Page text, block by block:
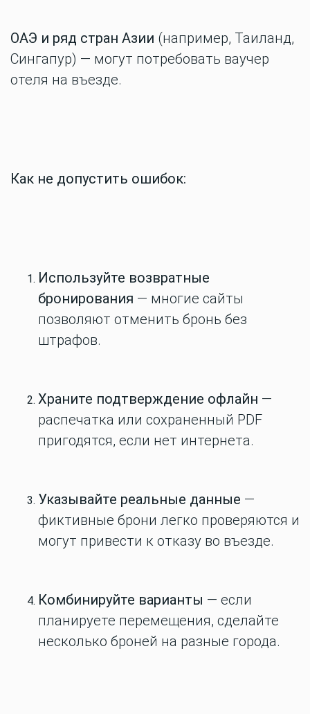
ОАЭ и ряд стран Азии (например, Таиланд,
Сингапур) — могут потребовать ваучер
отеля на въезде.
Как не допустить ошибок:
Используйте возвратные
бронирования — многие сайты
позволяют отменить бронь без
штрафов.
Храните подтверждение офлайн —
распечатка или сохраненный PDF
пригодятся, если нет интернета.
Указывайте реальные данные —
фиктивные брони легко проверяются и
могут привести к отказу во въезде.
Комбинируйте варианты — если
планируете перемещения, сделайте
несколько броней на разные города.